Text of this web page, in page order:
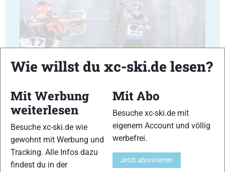
25 26
Wie willst du xc-ski.de lesen?
Mit Werbung
weiterlesen
Besuche xc-ski.de wie
gewohnt mit Werbung und
Tracking. Alle Infos dazu
findest du in der
Mit Abo
Besuche xc-ski.de mit
eigenem Account und völlig
werbefrei.
Jetzt abonnieren